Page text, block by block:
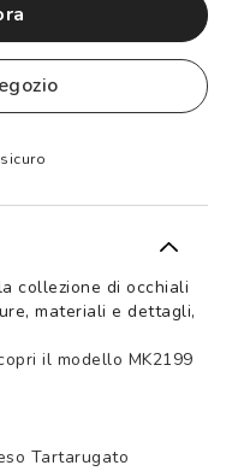
collezione di occhiali
materiali e dettagli,
il modello MK2199
Tartarugato